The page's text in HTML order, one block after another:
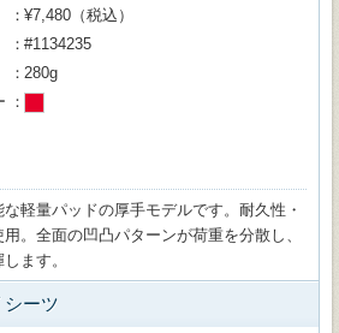
¥7,480（税込）
#1134235
280g
軽量パッドの厚手モデルです。耐久性・
。全面の凹凸パターンが荷重を分散し、
ます。
シーツ